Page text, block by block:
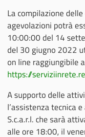
La compilazione
agevolazioni potrà
10:00:00 del 14
del 30 giugno 2022
on line raggiungibile
https://
A supporto delle
l’assistenza tecnica
S.c.a.r.l. che sarà
alle ore 18:00, il